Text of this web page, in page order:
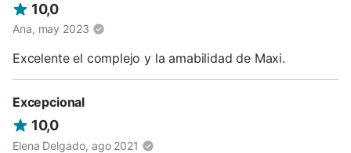
10,0
Ana, may 2023
Excelente el complejo y la amabilidad de Maxi.
Excepcional
10,0
Elena Delgado, ago 2021